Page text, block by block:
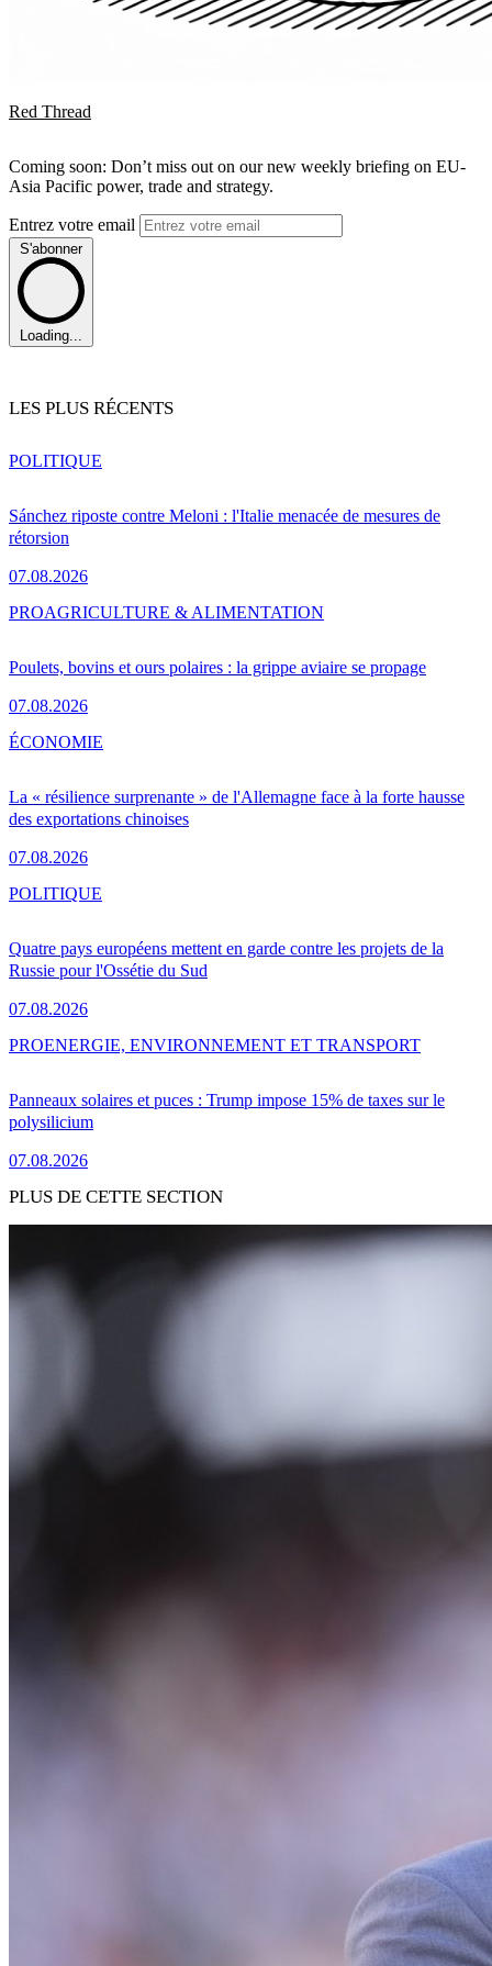
Red Thread
Coming soon: Don’t miss out on our new weekly briefing on EU-
Asia Pacific power, trade and strategy.
Entrez votre email
S'abonner
Loading...
LES PLUS RÉCENTS
Sánchez riposte contre Meloni : l'Italie menacée de mesures de
rétorsion
07.08.2026
POLITIQUE
Poulets, bovins et ours polaires : la grippe aviaire se propage
07.08.2026
PROAGRICULTURE & ALIMENTATION
La « résilience surprenante » de l'Allemagne face à la forte hausse
des exportations chinoises
07.08.2026
ÉCONOMIE
Quatre pays européens mettent en garde contre les projets de la
Russie pour l'Ossétie du Sud
07.08.2026
POLITIQUE
Panneaux solaires et puces : Trump impose 15% de taxes sur le
polysilicium
07.08.2026
PROENERGIE, ENVIRONNEMENT ET TRANSPORT
PLUS DE CETTE SECTION